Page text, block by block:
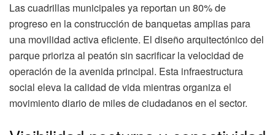
Las cuadrillas municipales ya reportan un 80% de
progreso en la construcción de banquetas amplias para
una movilidad activa eficiente. El diseño arquitectónico del
parque prioriza al peatón sin sacrificar la velocidad de
operación de la avenida principal. Esta infraestructura
social eleva la calidad de vida mientras organiza el
movimiento diario de miles de ciudadanos en el sector.